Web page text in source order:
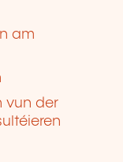
am
vun der